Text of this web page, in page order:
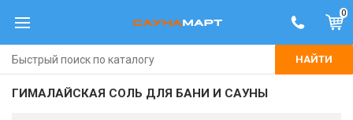
0
НАЙТИ
ГИМАЛАЙСКАЯ СОЛЬ ДЛЯ БАНИ И САУНЫ